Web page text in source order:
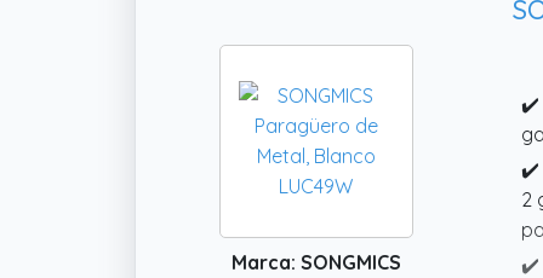
Marca: SONGMICS
✔️
✔️
2
✔️